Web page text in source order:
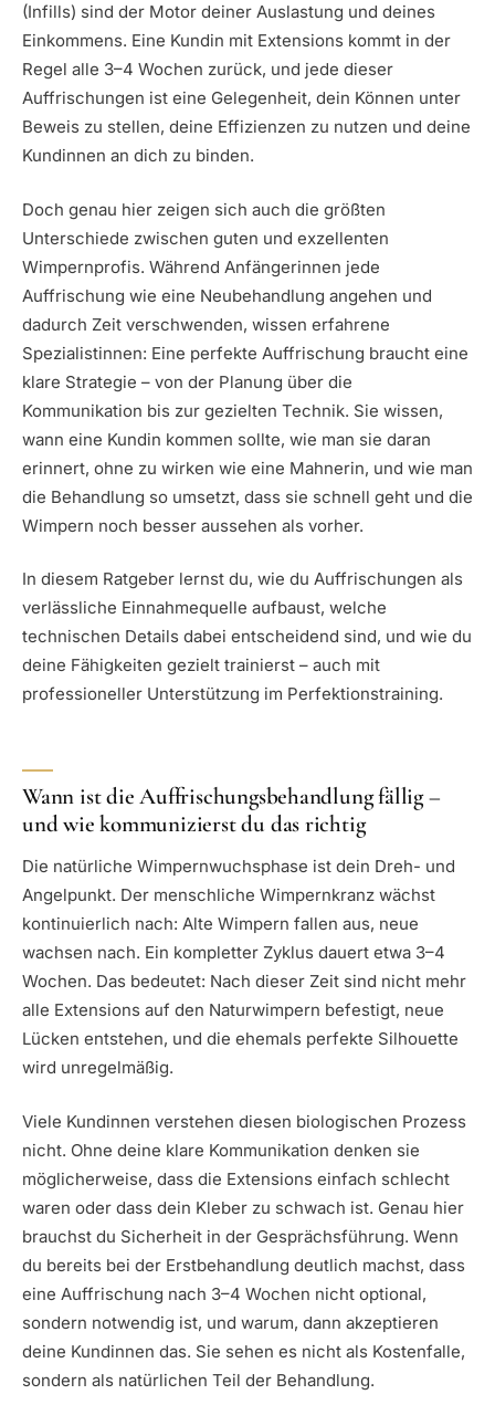
(Infills) sind der Motor deiner Auslastung und deines
Einkommens. Eine Kundin mit Extensions kommt in der
Regel alle 3–4 Wochen zurück, und jede dieser
Auffrischungen ist eine Gelegenheit, dein Können unter
Beweis zu stellen, deine Effizienzen zu nutzen und deine
Kundinnen an dich zu binden.
Doch genau hier zeigen sich auch die größten
Unterschiede zwischen guten und exzellenten
Wimpernprofis. Während Anfängerinnen jede
Auffrischung wie eine Neubehandlung angehen und
dadurch Zeit verschwenden, wissen erfahrene
Spezialistinnen: Eine perfekte Auffrischung braucht eine
klare Strategie – von der Planung über die
Kommunikation bis zur gezielten Technik. Sie wissen,
wann eine Kundin kommen sollte, wie man sie daran
erinnert, ohne zu wirken wie eine Mahnerin, und wie man
die Behandlung so umsetzt, dass sie schnell geht und die
Wimpern noch besser aussehen als vorher.
In diesem Ratgeber lernst du, wie du Auffrischungen als
verlässliche Einnahmequelle aufbaust, welche
technischen Details dabei entscheidend sind, und wie du
deine Fähigkeiten gezielt trainierst – auch mit
professioneller Unterstützung im Perfektionstraining.
Wann ist die Auffrischungsbehandlung fällig –
und wie kommunizierst du das richtig
Die natürliche Wimpernwuchsphase ist dein Dreh- und
Angelpunkt. Der menschliche Wimpernkranz wächst
kontinuierlich nach: Alte Wimpern fallen aus, neue
wachsen nach. Ein kompletter Zyklus dauert etwa 3–4
Wochen. Das bedeutet: Nach dieser Zeit sind nicht mehr
alle Extensions auf den Naturwimpern befestigt, neue
Lücken entstehen, und die ehemals perfekte Silhouette
wird unregelmäßig.
Viele Kundinnen verstehen diesen biologischen Prozess
nicht. Ohne deine klare Kommunikation denken sie
möglicherweise, dass die Extensions einfach schlecht
waren oder dass dein Kleber zu schwach ist. Genau hier
brauchst du Sicherheit in der Gesprächsführung. Wenn
du bereits bei der Erstbehandlung deutlich machst, dass
eine Auffrischung nach 3–4 Wochen nicht optional,
sondern notwendig ist, und warum, dann akzeptieren
deine Kundinnen das. Sie sehen es nicht als Kostenfalle,
sondern als natürlichen Teil der Behandlung.